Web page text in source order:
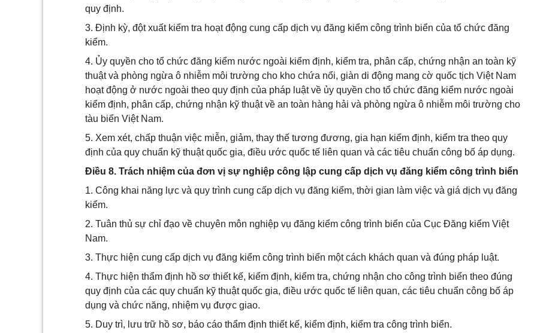
quy định.
3. Định kỳ, đột xuất kiểm tra hoạt động cung cấp dịch vụ đăng kiểm công trình biển của tổ chức đăng
kiểm.
4. Ủy quyền cho tổ chức đăng kiểm nước ngoài kiểm định, kiểm tra, phân cấp, chứng nhận an toàn kỹ
thuật và phòng ngừa ô nhiễm môi trường cho kho chứa nổi, giàn di động mang cờ quốc tịch Việt Nam
hoạt động ở nước ngoài theo quy định của pháp luật về ủy quyền cho tổ chức đăng kiểm nước ngoài
kiểm định, phân cấp, chứng nhận kỹ thuật về an toàn hàng hải và phòng ngừa ô nhiễm môi trường cho
tàu biển Việt Nam.
5. Xem xét, chấp thuận việc miễn, giảm, thay thế tương đương, gia hạn kiểm định, kiểm tra theo quy
định của quy chuẩn kỹ thuật quốc gia, điều ước quốc tế liên quan và các tiêu chuẩn công bố áp dụng.
Điều 8. Trách nhiệm của đơn vị sự nghiệp công lập cung cấp dịch vụ đăng kiểm công trình biển
1. Công khai năng lực và quy trình cung cấp dịch vụ đăng kiểm, thời gian làm việc và giá dịch vụ đăng
kiểm.
2. Tuân thủ sự chỉ đạo về chuyên môn nghiệp vụ đăng kiểm công trình biển của Cục Đăng kiểm Việt
Nam.
3. Thực hiện cung cấp dịch vụ đăng kiểm công trình biển một cách khách quan và đúng pháp luật.
4. Thực hiện thẩm định hồ sơ thiết kế, kiểm định, kiểm tra, chứng nhận cho công trình biển theo đúng
quy định của các quy chuẩn kỹ thuật quốc gia, điều ước quốc tế liên quan, các tiêu chuẩn công bố áp
dụng và chức năng, nhiệm vụ được giao.
5. Duy trì, lưu trữ hồ sơ, báo cáo thẩm định thiết kế, kiểm định, kiểm tra công trình biển.